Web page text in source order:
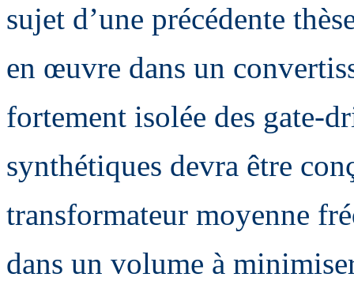
sujet d’une précédente
en œuvre dans un
fortement isolée des gate-
synthétiques devra être
transformateur moyenne
dans un volume à